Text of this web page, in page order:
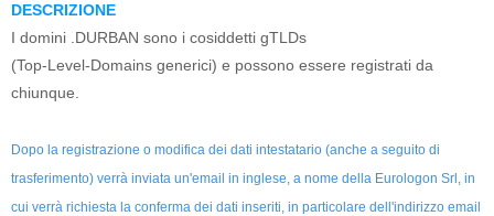
DESCRIZIONE
I domini .DURBAN sono i cosiddetti gTLDs
(Top-Level-Domains generici) e possono essere registrati da
chiunque.
Dopo la registrazione o modifica dei dati intestatario (anche a seguito di
trasferimento) verrà inviata un'email in inglese, a nome della Eurologon Srl, in
cui verrà richiesta la conferma dei dati inseriti, in particolare dell'indirizzo email